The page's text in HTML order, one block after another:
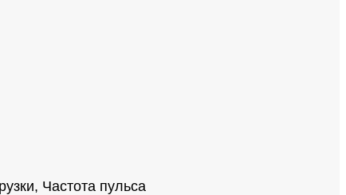
Частота пульса